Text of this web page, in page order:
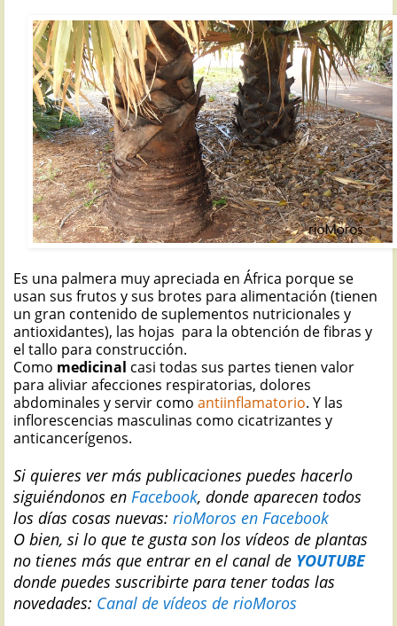
Es una palmera muy apreciada en África porque se
usan sus frutos y sus brotes para alimentación (tienen
un gran contenido de suplementos nutricionales y
antioxidantes), las hojas para la obtención de fibras y
el tallo para construcción.
Como medicinal casi todas sus partes tienen valor
para aliviar afecciones respiratorias, dolores
abdominales y servir como antiinflamatorio. Y las
inflorescencias masculinas como cicatrizantes y
anticancerígenos.
Si quieres ver más publicaciones puedes hacerlo
siguiéndonos en Facebook, donde aparecen todos
los días cosas nuevas: rioMoros en Facebook
O bien, si lo que te gusta son los vídeos de plantas
no tienes más que entrar en el canal de YOUTUBE
donde puedes suscribirte para tener todas las
novedades: Canal de vídeos de rioMoros